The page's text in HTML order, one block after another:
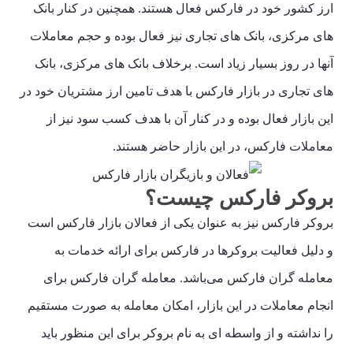
ارز کشور خود در فارکس فعال هستند. همچنین در کنار بانک
های مرکزی، بانک های تجاری نیز فعال بوده و حجم معاملات
آنها در روز بسیار زیاد است. برخلاف بانک های مرکزی، بانک
های تجاری در بازار فارکس با هدف تامین ارز مشتریان خود در
این بازار فعال بوده و در کنار آن با هدف کسب سود نیز از
معاملات فارکس، در این بازار حاضر هستند.
بروکر فارکس چیست؟
بروکر فارکس نیز به عنوان یکی از فعالان بازار فارکس است
و دلیل فعالیت بروکرها در فارکس برای ارائه خدمات به
معامله گران فارکس می‌باشد. معامله گران فارکس برای
انجام معاملات در این بازار، امکان معامله به صورت مستقیم
را نداشته و از واسطه ای به نام بروکر برای این منظور باید